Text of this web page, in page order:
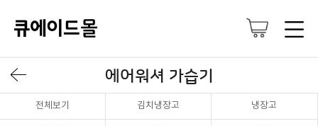
에어워셔 가습기
전체보기 김치냉장고 냉장고